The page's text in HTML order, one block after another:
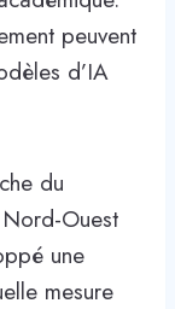
peuvent
d’IA
du
Ouest
une
mesure